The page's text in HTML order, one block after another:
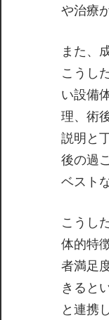
や治療
また、
こうし
い設備
理、術
説明と
後の過
ベスト
こうし
体的特
者満足
きると
と連携